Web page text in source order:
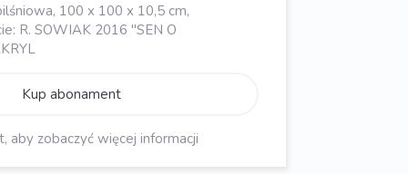
100 x 100 x 10,5 cm,
R. SOWIAK 2016 "SEN O
Kup abonament
aby zobaczyć więcej informacji